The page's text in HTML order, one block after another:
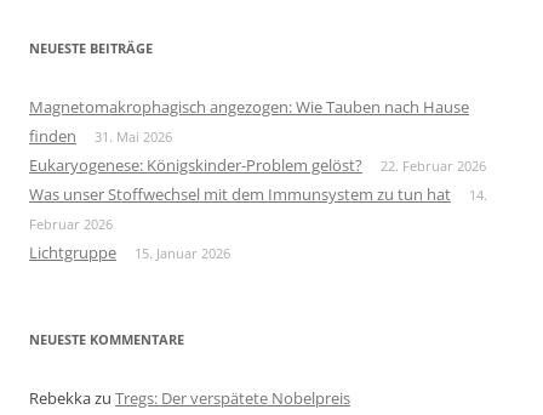
NEUESTE BEITRÄGE
Magnetomakrophagisch angezogen: Wie Tauben nach Hause
finden
31. Mai 2026
Eukaryogenese: Königskinder-Problem gelöst? 22. Februar 2026
Was unser Stoffwechsel mit dem Immunsystem zu tun hat
14.
Februar 2026
Lichtgruppe 15. Januar 2026
NEUESTE KOMMENTARE
Rebekkazu Tregs: Der verspätete Nobelpreis